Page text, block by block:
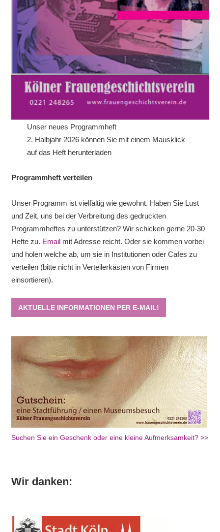
Unser neues Programmheft
2. Halbjahr 2026 können Sie mit einem Mausklick
auf das Heft herunterladen
Programmheft verteilen
Unser Programm ist vielfältig wie gewohnt. Haben Sie Lust
und Zeit, uns bei der Verbreitung des gedruckten
Programmheftes zu unterstützen? Wir schicken gerne 20-30
Hefte zu. Emailmit Adresse reicht. Oder sie kommen vorbei
und holen welche ab, um sie in Institutionen oder Cafes zu
verteilen (bitte nicht in Verteilerkästen von Firmen
einsortieren).
AKTUELLE INFORMATIONEN PER E-MAIL!
Suchen Sie ein Geschenk oder eine kleine Aufmerksamkeit? >>
Wir danken: